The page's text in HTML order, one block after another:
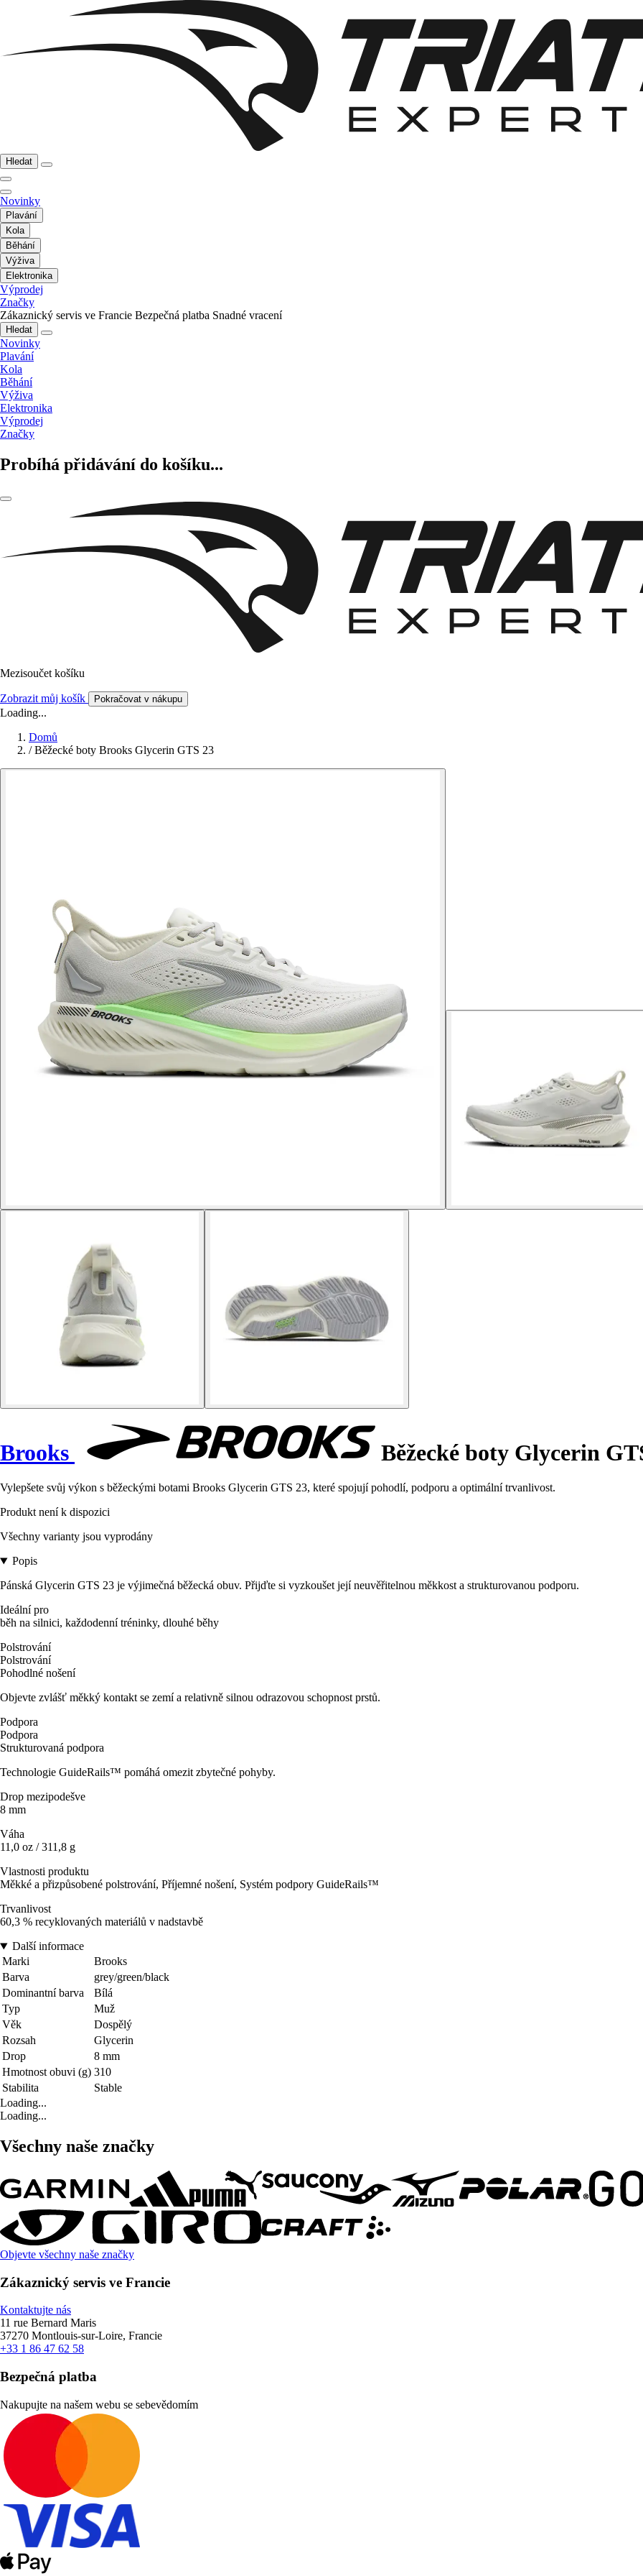
Hledat
Novinky
Plavání
Kola
Běhání
Výživa
Elektronika
Výprodej
Značky
Zákaznický servis ve Francie Bezpečná platba Snadné vracení
Hledat
Novinky
Plavání
Kola
Běhání
Výživa
Elektronika
Výprodej
Značky
Probíhá přidávání do košíku...
Mezisoučet košíku
Zobrazit můj košík Pokračovat v nákupu
Loading...
Domů
/ Běžecké boty Brooks Glycerin GTS 23
Brooks Běžecké boty Glycerin
Vylepšete svůj výkon s běžeckými botami Brooks Glycerin GTS 23, které spojují pohodlí, podporu a optimální trvanlivost.
Produkt není k dispozici
Všechny varianty jsou vyprodány
Popis
Pánská Glycerin GTS 23 je výjimečná běžecká obuv. Přijďte si vyzkoušet její neuvěřitelnou měkkost a strukturovanou podporu.
Ideální pro
běh na silnici, každodenní tréninky, dlouhé běhy
Polstrování
Polstrování
Pohodlné nošení
Objevte zvlášť měkký kontakt se zemí a relativně silnou odrazovou schopnost prstů.
Podpora
Podpora
Strukturovaná podpora
Technologie GuideRails™ pomáhá omezit zbytečné pohyby.
Drop mezipodešve
8 mm
Váha
11,0 oz / 311,8 g
Vlastnosti produktu
Měkké a přizpůsobené polstrování, Příjemné nošení, Systém podpory GuideRails™
Trvanlivost
60,3 % recyklovaných materiálů v nadstavbě
Další informace
Marki
Brooks
Barva
grey/green/black
Dominantní barva
Bílá
Typ
Muž
Věk
Dospělý
Rozsah
Glycerin
Drop
8 mm
Hmotnost obuvi (g) 310
Stabilita
Stable
Loading...
Loading...
Všechny naše značky
Objevte všechny naše značky
Zákaznický servis ve Francie
Kontaktujte nás
11 rue Bernard Maris
37270 Montlouis-sur-Loire, Francie
+33 1 86 47 62 58
Bezpečná platba
Nakupujte na našem webu se sebevědomím